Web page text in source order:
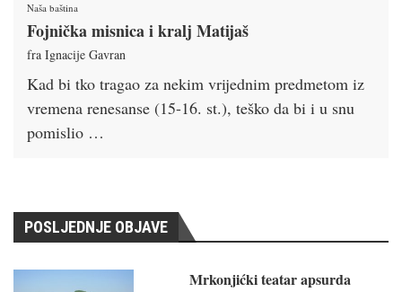
Naša baština
Fojnička misnica i kralj Matijaš
fra Ignacije Gavran
Kad bi tko tragao za nekim vrijednim predmetom iz
vremena renesanse (15-16. st.), teško da bi i u snu
pomislio …
POSLJEDNJE OBJAVE
Mrkonjićki teatar apsurda